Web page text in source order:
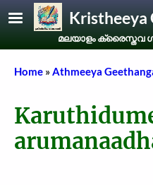
Skip to main content
Kristheeya
മലയാളം ക്രൈസ്തവ
Breadcrumb
Home Athmeeya